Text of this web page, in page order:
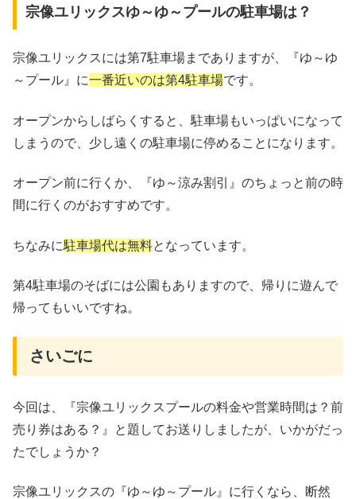
宗像ユリックスゆ～ゆ～プールの駐車場は？
宗像ユリックスには第7駐車場までありますが、『ゆ～ゆ
～プール』に一番近いのは第4駐車場です。
オープンからしばらくすると、駐車場もいっぱいになって
しまうので、少し遠くの駐車場に停めることになります。
オープン前に行くか、『ゆ～涼み割引』のちょっと前の時
間に行くのがおすすめです。
ちなみに駐車場代は無料となっています。
第4駐車場のそばには公園もありますので、帰りに遊んで
帰ってもいいですね。
さいごに
今回は、『宗像ユリックスプールの料金や営業時間は？前
売り券はある？』と題してお送りしましたが、いかがだっ
たでしょうか？
宗像ユリックスの『ゆ～ゆ～プール』に行くなら、断然